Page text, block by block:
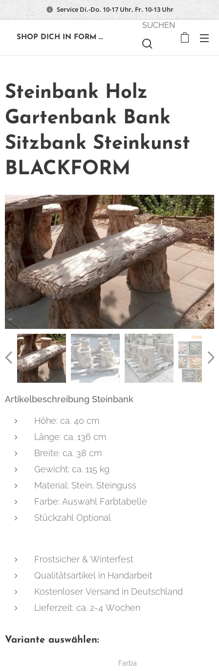
Service Di.-Do. 10-17 Uhr, Fr. 10-13 Uhr
SHOP DICH IN FORM ...
SUCHEN
Steinbank Holz
Gartenbank Bank
Sitzbank Steinkunst
BLACKFORM
Artikelbeschreibung Steinbank
Höhe: ca. 40 cm
Länge: ca. 136 cm
Breite: ca. 38 cm
Gewicht: ca. 115 kg
Material: Stein, Steinguss
Farbe: Auswahl Farbtabelle
Stückzahl Optional
Frostsicher & Winterfest
Qualitätsartikel in Handarbeit
Kostenloser Versand in Deutschland
Lieferzeit: ca. 2-4 Wochen
Variante auswählen:
Farba